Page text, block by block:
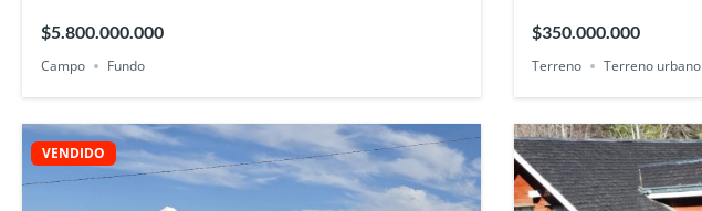
$5.800.000.000
Campo Fundo
$350.000.000
Terreno Terreno urbano
VENDIDO